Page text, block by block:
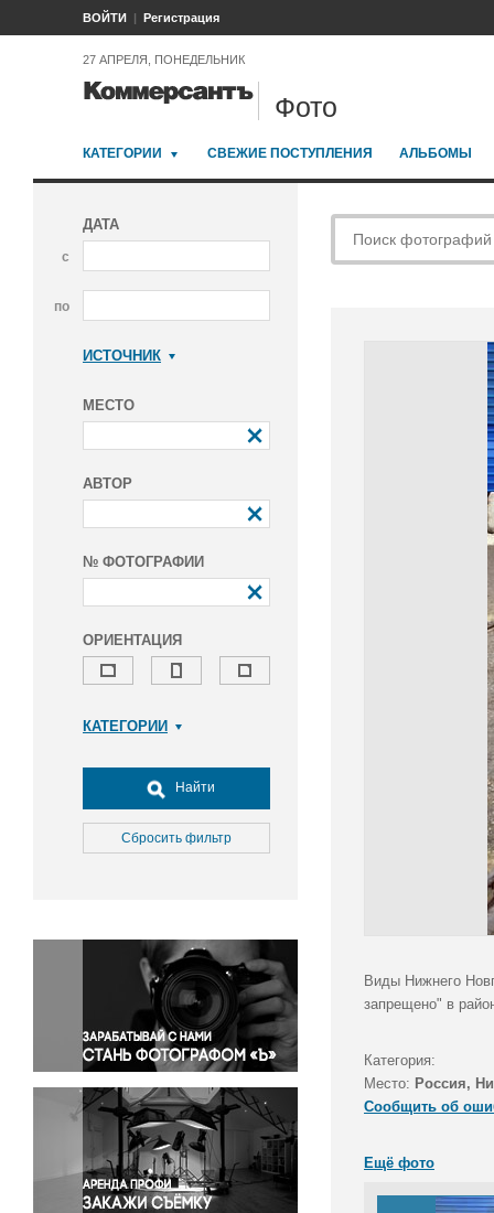
ВОЙТИ Регистрация
27 АПРЕЛЯ, ПОНЕДЕЛЬНИК
Фото
КАТЕГОРИИ СВЕЖИЕ ПОСТУПЛЕНИЯ АЛЬБОМЫ
ДАТА
с
по
ИСТОЧНИК
МЕСТО
АВТОР
№ ФОТОГРАФИИ
ОРИЕНТАЦИЯ
КАТЕГОРИИ
Досуг, туризм и отдых
Культура
Медицина
Окружающая среда
Политика
Правосудие
Происшествия и конфликты
Религия
Светская жизнь
Спорт
Экология
Экономика и бизнес
Найти
Сбросить фильтр
Виды Нижнего
запрещено" в
Категория:
Место: Россия,
Сообщить об
Ещё фото